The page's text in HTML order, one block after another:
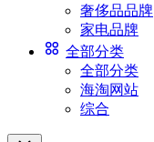
奢侈品品牌
家电品牌
全部分类
全部分类
海淘网站
综合